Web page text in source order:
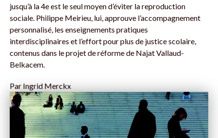
jusqu’à la 4e est le seul moyen d’éviter la reproduction
sociale. Philippe Meirieu, lui, approuve l’accompagnement
personnalisé, les enseignements pratiques
interdisciplinaires et l’effort pour plus de justice scolaire,
contenus dans le projet de réforme de Najat Vallaud-
Belkacem.
Par Ingrid Merckx